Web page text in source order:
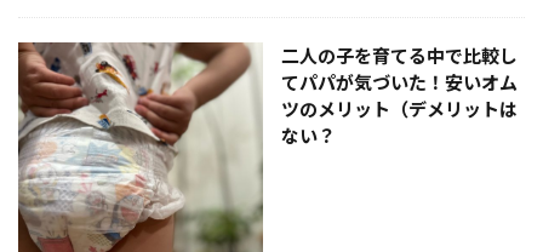
二人の子を育てる中で比較し
てパパが気づいた！安いオム
ツのメリット（デメリットは
ない？
スリーポリンキーズ
ディズニー
トイ・ストーリー
トムとジェリー
衣類
検索